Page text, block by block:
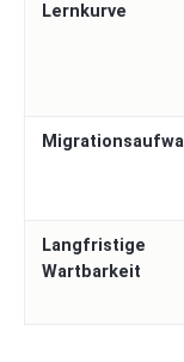
Lernkurve
Langfristige
Wartbarkeit